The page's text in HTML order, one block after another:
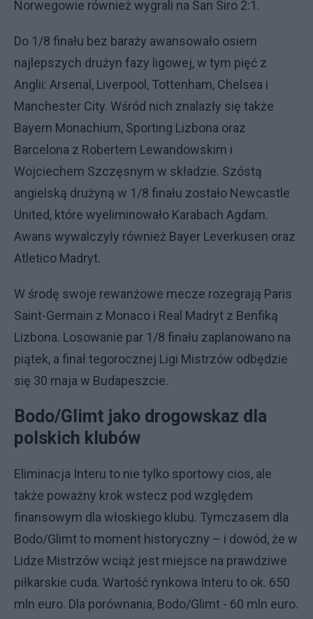
Norwegowie również wygrali na San Siro 2:1.
Do 1/8 finału bez baraży awansowało osiem
najlepszych drużyn fazy ligowej, w tym pięć z
Anglii: Arsenal, Liverpool, Tottenham, Chelsea i
Manchester City. Wśród nich znalazły się także
Bayern Monachium, Sporting Lizbona oraz
Barcelona z Robertem Lewandowskim i
Wojciechem Szczęsnym w składzie. Szóstą
angielską drużyną w 1/8 finału zostało Newcastle
United, które wyeliminowało Karabach Agdam.
Awans wywalczyły również Bayer Leverkusen oraz
Atletico Madryt.
W środę swoje rewanżowe mecze rozegrają Paris
Saint-Germain z Monaco i Real Madryt z Benfiką
Lizbona. Losowanie par 1/8 finału zaplanowano na
piątek, a finał tegorocznej Ligi Mistrzów odbędzie
się 30 maja w Budapeszcie.
Bodo/Glimt jako drogowskaz dla
polskich klubów
Eliminacja Interu to nie tylko sportowy cios, ale
także poważny krok wstecz pod względem
finansowym dla włoskiego klubu. Tymczasem dla
Bodo/Glimt to moment historyczny – i dowód, że w
Lidze Mistrzów wciąż jest miejsce na prawdziwe
piłkarskie cuda. Wartość rynkowa Interu to ok. 650
mln euro. Dla porównania, Bodo/Glimt - 60 mln euro.